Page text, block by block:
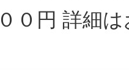
０円 詳細